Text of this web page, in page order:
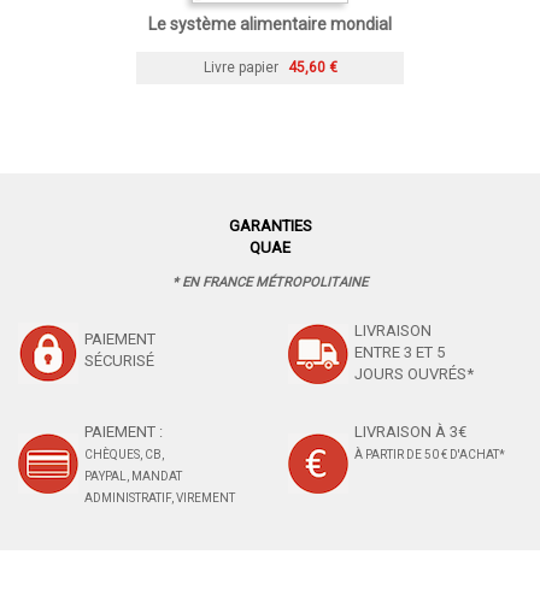
Le système alimentaire mondial
Livre papier 45,60 €
GARANTIES
QUAE
* EN FRANCE MÉTROPOLITAINE
PAIEMENT
SÉCURISÉ
LIVRAISON
ENTRE 3 ET 5
JOURS OUVRÉS*
PAIEMENT :
CHÈQUES, CB,
PAYPAL, MANDAT
ADMINISTRATIF, VIREMENT
LIVRAISON À 3€
À PARTIR DE 50 € D'ACHAT*